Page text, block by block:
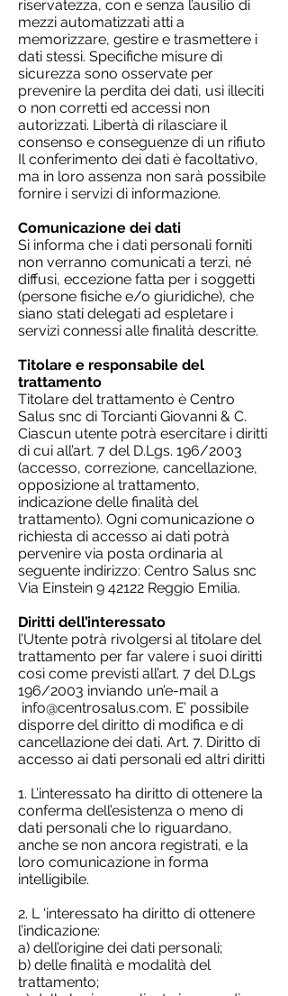
riservatezza, con e senza l’ausilio di
mezzi automatizzati atti a
memorizzare, gestire e trasmettere i
dati stessi. Specifiche misure di
sicurezza sono osservate per
prevenire la perdita dei dati, usi illeciti
o non corretti ed accessi non
autorizzati. Libertà di rilasciare il
consenso e conseguenze di un rifiuto
Il conferimento dei dati è facoltativo,
ma in loro assenza non sarà possibile
fornire i servizi di informazione.
Comunicazione dei dati
Si informa che i dati personali forniti
non verranno comunicati a terzi, né
diffusi, eccezione fatta per i soggetti
(persone fisiche e/o giuridiche), che
siano stati delegati ad espletare i
servizi connessi alle finalità descritte.
Titolare e responsabile del
trattamento
Titolare del trattamento è Centro
Salus snc di Torcianti Giovanni & C.
Ciascun utente potrà esercitare i diritti
di cui all’art. 7 del D.Lgs. 196/2003
(accesso, correzione, cancellazione,
opposizione al trattamento,
indicazione delle finalità del
trattamento). Ogni comunicazione o
richiesta di accesso ai dati potrà
pervenire via posta ordinaria al
seguente indirizzo: Centro Salus snc
Via Einstein 9 42122 Reggio Emilia.
Diritti dell’interessato
l’Utente potrà rivolgersi al titolare del
trattamento per far valere i suoi diritti
così come previsti all’art. 7 del D.Lgs
196/2003 inviando un’e-mail a
info@centrosalus.com. E’ possibile
disporre del diritto di modifica e di
cancellazione dei dati. Art. 7. Diritto di
accesso ai dati personali ed altri diritti
1. L’interessato ha diritto di ottenere la
conferma dell’esistenza o meno di
dati personali che lo riguardano,
anche se non ancora registrati, e la
loro comunicazione in forma
intelligibile.
2. L ‘interessato ha diritto di ottenere
l’indicazione:
a) dell’origine dei dati personali;
b) delle finalità e modalità del
trattamento;